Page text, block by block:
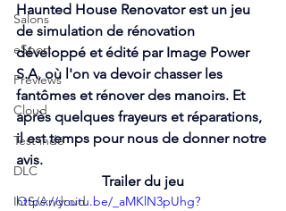
Salons
eSport
Previews
Cloud
Test indé
DLC
IOS/Android
Haunted House Renovator est un jeu
de simulation de rénovation
développé et édité par Image Power
S.A, où l'on va devoir chasser les
fantômes et rénover des manoirs. Et
après quelques frayeurs et réparations,
il est temps pour nous de donner notre
avis.
Trailer du jeu
https://youtu.be/_aMKlN3pUhg?